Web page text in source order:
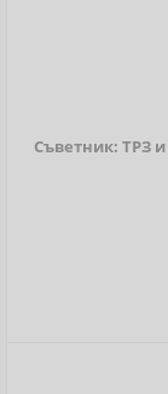
Съветник: ТРЗ и